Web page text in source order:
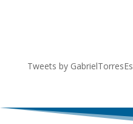
Tweets by GabrielTorresEs